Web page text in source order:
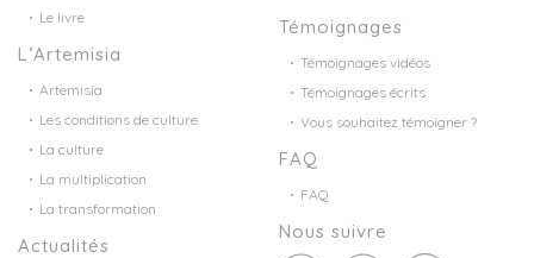
Le livre
L’Artemisia
Artemisia
Les conditions de culture
La culture
La multiplication
La transformation
Actualités
Témoignages
Témoignages vidéos
Témoignages écrits
Vous souhaitez témoigner ?
FAQ
FAQ
Nous suivre